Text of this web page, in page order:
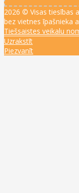
2026 © Visas tiesības
bez vietnes īpašnieka
Tiešsaistes veikalu
Uzrakstīt
Piezvanīt